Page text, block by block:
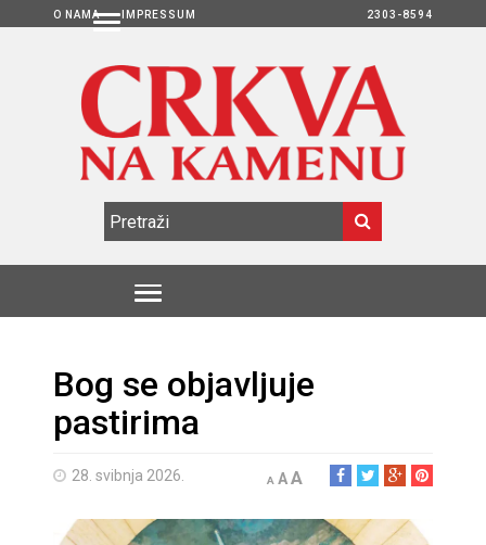
O NAMA IMPRESSUM 2303-8594
Bog se objavljuje
pastirima
28. svibnja 2026. A AA